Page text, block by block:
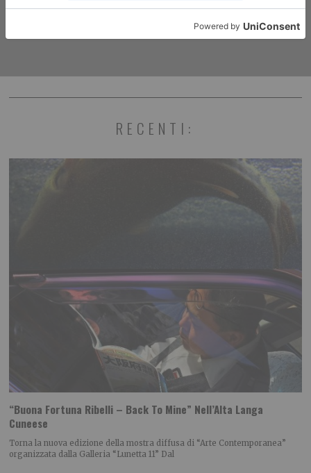
RECENTI:
“Buona Fortuna Ribelli – Back To Mine” Nell’Alta Langa
Cuneese
Torna la nuova edizione della mostra diffusa di “Arte Contemporanea”
organizzata dalla Galleria “Lunetta 11” Dal